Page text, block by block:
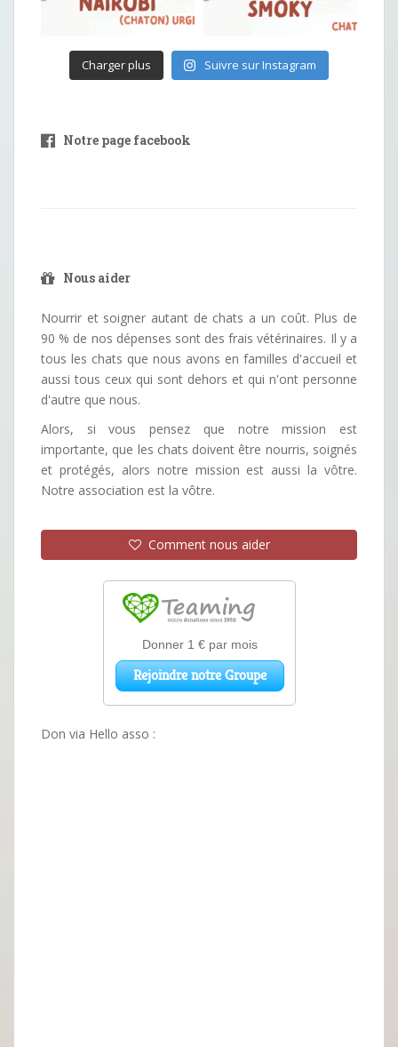
Charger plus Suivre sur Instagram
Notre page facebook
Nous aider
Nourrir et soigner autant de chats a un coût. Plus de
90 % de nos dépenses sont des frais vétérinaires. Il y a
tous les chats que nous avons en familles d'accueil et
aussi tous ceux qui sont dehors et qui n'ont personne
d'autre que nous.
Alors, si vous pensez que notre mission est
importante, que les chats doivent être nourris, soignés
et protégés, alors notre mission est aussi la vôtre.
Notre association est la vôtre.
Comment nous aider
Don via Hello asso :